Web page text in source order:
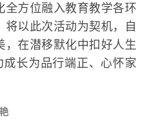
全方位融入教育教学各环
将以此次活动为契机，自
，在潜移默化中扣好人生
成长为品行端正、心怀家